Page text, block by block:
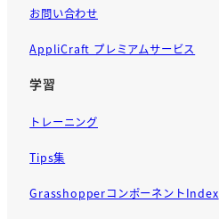
お問い合わせ
AppliCraft プレミアムサービス
学習
トレーニング
Tips集
GrasshopperコンポーネントIndex